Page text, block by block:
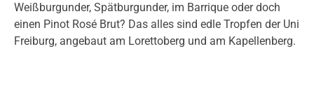
Weißburgunder, Spätburgunder, im Barrique oder doch
einen Pinot Rosé Brut? Das alles sind edle Tropfen der Uni
Freiburg, angebaut am Lorettoberg und am Kapellenberg.